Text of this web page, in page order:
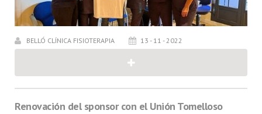
BELLÓ CLÍNICA FISIOTERAPIA 13 - 11 - 2022
Renovación del sponsor con el Unión Tomelloso